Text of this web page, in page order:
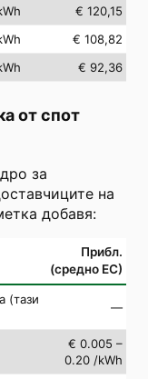
€ 120,15
€ 108,82
€ 92,36
от спот
за
на
добавя:
Прибл.
(средно ЕС)
(тази
—
€ 0.005 –
0.20 /kWh